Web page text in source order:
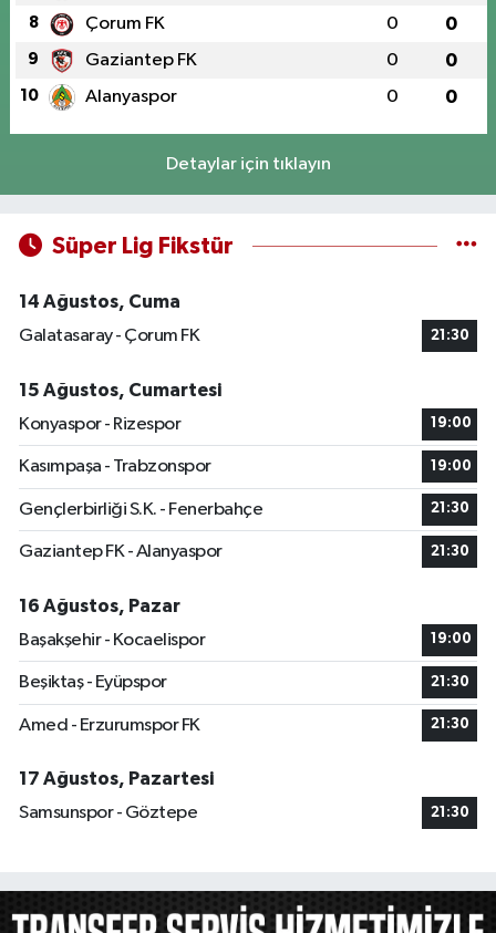
8 Çorum FK 0 0
9 Gaziantep FK 0 0
10 Alanyaspor 0 0
Detaylar için tıklayın
Süper Lig Fikstür
14 Ağustos, Cuma
Galatasaray - Çorum FK
21:30
15 Ağustos, Cumartesi
Konyaspor - Rizespor
19:00
Kasımpaşa - Trabzonspor 19:00
Gençlerbirliği S.K. - Fenerbahçe 21:30
Gaziantep FK - Alanyaspor 21:30
16 Ağustos, Pazar
Başakşehir - Kocaelispor
19:00
Beşiktaş - Eyüpspor 21:30
Amed - Erzurumspor FK 21:30
17 Ağustos, Pazartesi
Samsunspor - Göztepe
21:30